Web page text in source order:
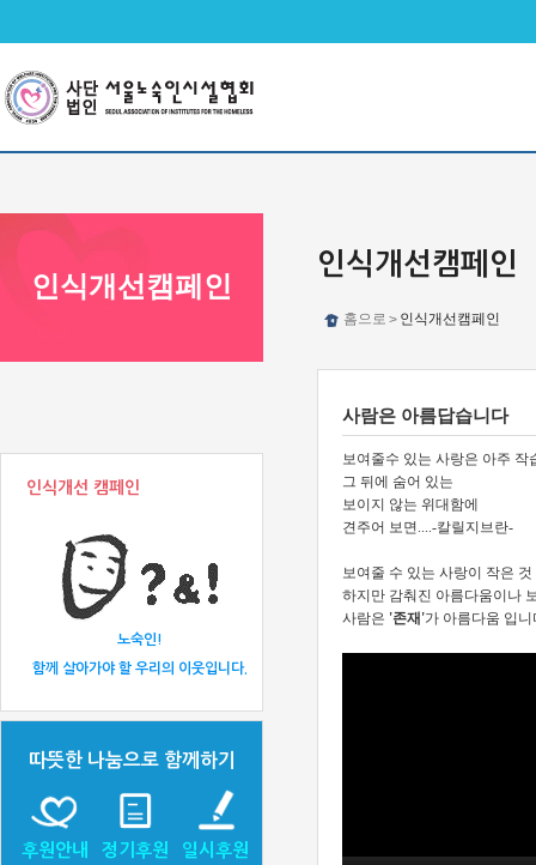
인식개선캠페인
홈으로 > 인식개선캠페인
사람은 아름답습니다
보여줄수 있는 사랑은 아주 작
그 뒤에 숨어 있는
보이지 않는 위대함에
견주어 보면....-칼릴지브란-
보여줄 수 있는 사랑이 작은
하지만 감춰진 아름다움이나
사람은 '존재'가 아름다움 입니
인식개선캠페인
인식개선 캠페인
노숙인!
함께 살아가야 할 우리의 이웃입니다.
따뜻한 나눔으로 함께하기
후원안내 정기후원 일시후원